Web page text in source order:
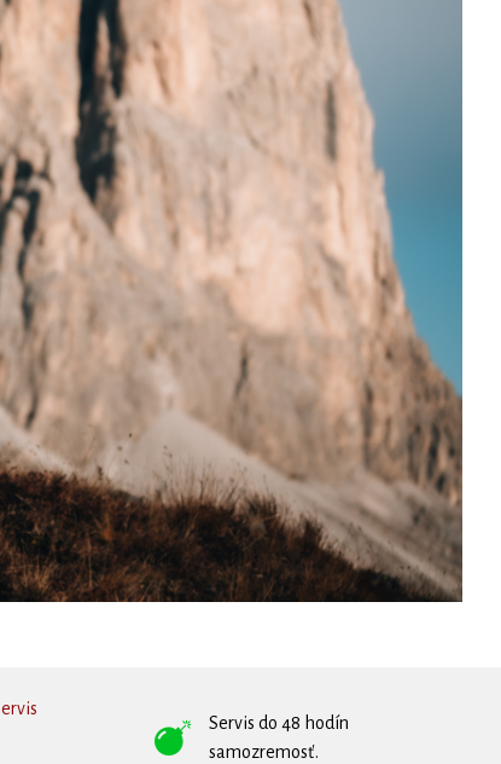
Servis do 48 hodín
samozremosť.